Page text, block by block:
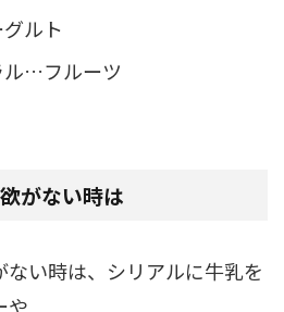
ルト
ル…フルーツ
がない時は
い時は、シリアルに牛乳を
や